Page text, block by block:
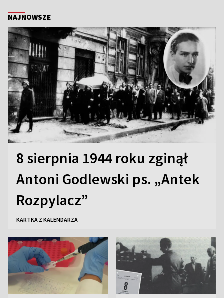
NAJNOWSZE
8 sierpnia 1944 roku zginął
Antoni Godlewski ps. „Antek
Rozpylacz”
KARTKA Z KALENDARZA